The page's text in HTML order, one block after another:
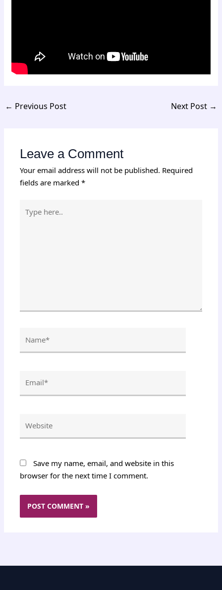
← Previous Post Next Post →
Leave a Comment
Your email address will not be published. Required
fields are marked*
here..
Save my name, email, and website in this
browser for the next time I comment.